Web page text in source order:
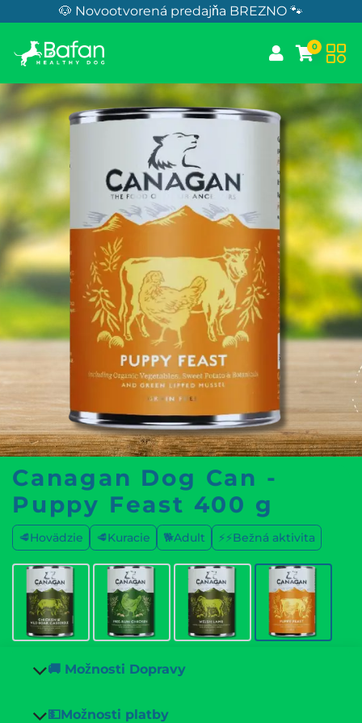
Skip to Content🐶 Novootvorená predajňa BREZNO 🐾
0
Canagan Dog Can -
Puppy Feast 400 g
🥩Hovädzie 🥩Kuracie 🐕Adult ⚡⚡Bežná aktivita
🚚 Možnosti Dopravy
💵Možnosti platby